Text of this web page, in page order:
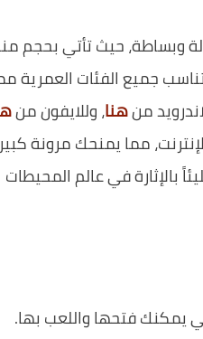
وبساطة، حيث تأتي بحجم
جميع الفئات العمرية
هنا، وللايفون من
مما يمنحك مرونة
بالإثارة في عالم المحيطات
يمكنك فتحها واللعب بها.